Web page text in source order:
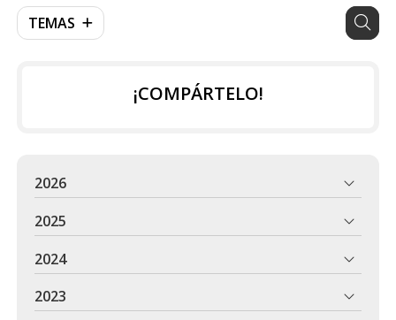
TEMAS
¡COMPÁRTELO!
2026
2025
2024
2023